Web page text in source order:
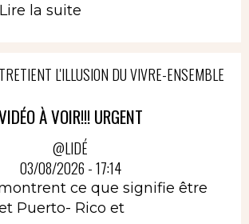
Lire la suite
L'ILLUSION DU VIVRE-ENSEMBLE
À VOIR!!! URGENT
@LIDÉ
03/08/2026 - 17:14
ce que signifie être
Puerto- Rico et